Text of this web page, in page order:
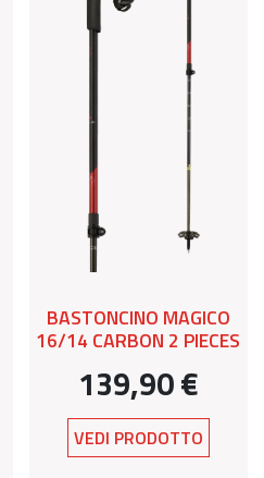
BASTONCINO MAGICO
16/14 CARBON 2 PIECES
139,90 €
VEDI PRODOTTO